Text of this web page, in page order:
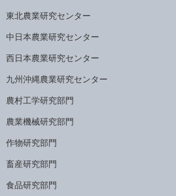
東北農業研究センター
中日本農業研究センター
西日本農業研究センター
九州沖縄農業研究センター
農村工学研究部門
農業機械研究部門
作物研究部門
畜産研究部門
食品研究部門